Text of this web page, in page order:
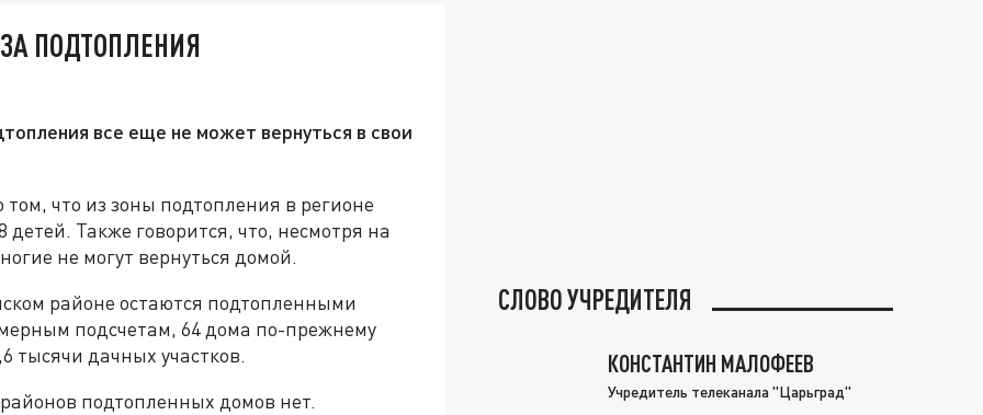
ПОДТОПЛЕНИЯ
все еще не может вернуться в свои
что из зоны подтопления в регионе
детей. Также говорится, что, несмотря на
не могут вернуться домой.
районе остаются подтопленными
подсчетам, 64 дома по-прежнему
тысячи дачных участков.
подтопленных домов нет.
СЛОВО УЧРЕДИТЕЛЯ
КОНСТАНТИН МАЛОФЕЕВ
Учредитель телеканала "Царьград"